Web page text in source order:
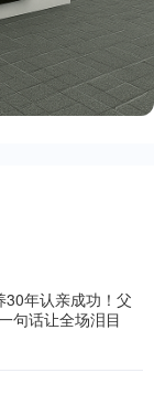
30年认亲成功！父
句话让全场泪目